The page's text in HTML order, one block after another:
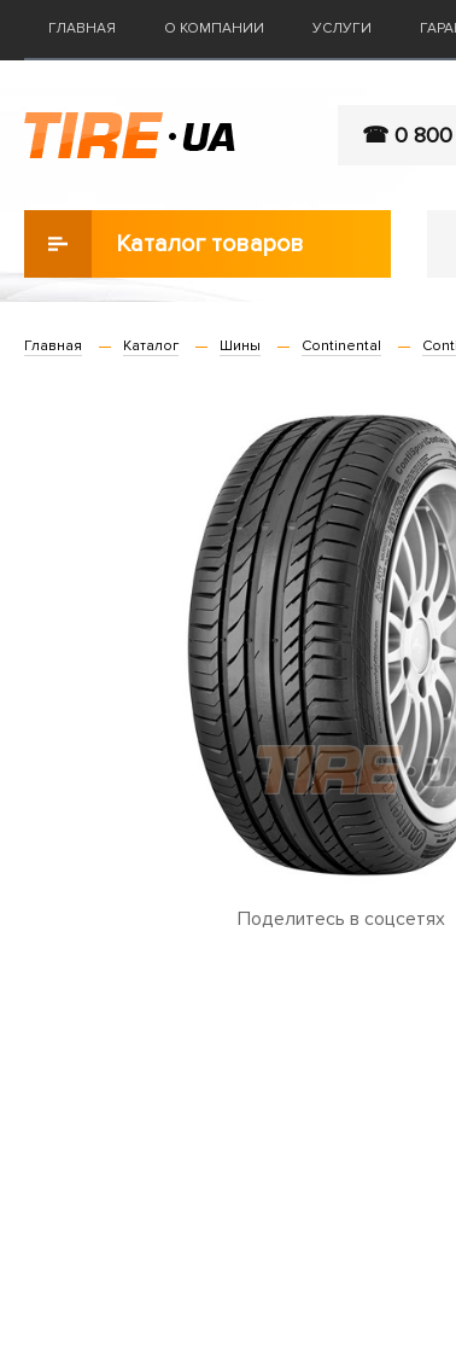
ГЛАВНАЯ О КОМПАНИИ УСЛУГИ
☎ 0 800
Каталог товаров
Главная Каталог Шины Continental
Поделитесь в соцсетях